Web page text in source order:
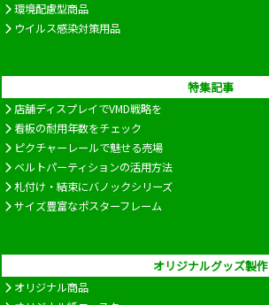
環境配慮型商品
ウイルス感染対策用品
特集記事
店舗ディスプレイでVMD戦略を
看板の耐用年数をチェック
ピクチャーレールで魅せる売場
ベルトパーティションの活用方法
札付け・結束にバノックシリーズ
サイズ豊富なポスターフレーム
オリジナルグッズ製作
オリジナル商品